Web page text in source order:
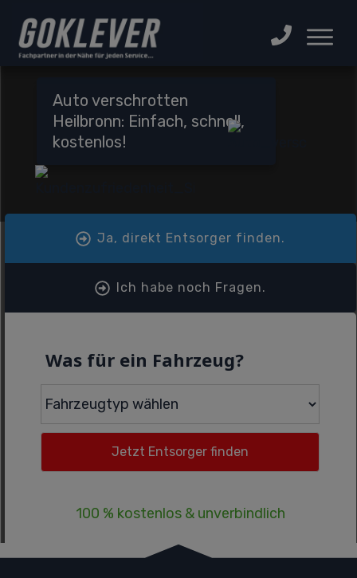
Auto verschrotten
Heilbronn: Einfach, schnell,
kostenlos!
Ja, direkt Entsorger finden.
Ich habe noch Fragen.
Was für ein Fahrzeug?
100 % kostenlos & unverbindlich